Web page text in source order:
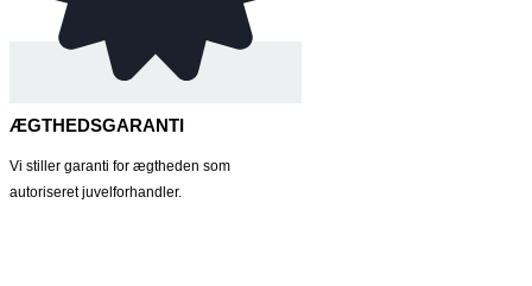
ÆGTHEDSGARANTI
Vi stiller garanti for ægtheden som
autoriseret juvelforhandler.